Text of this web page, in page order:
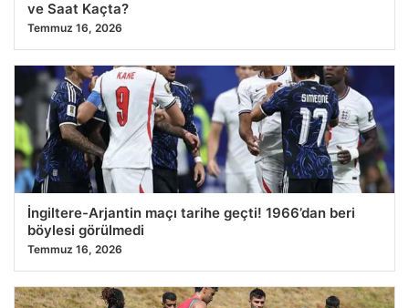
ve Saat Kaçta?
Temmuz 16, 2026
İngiltere-Arjantin maçı tarihe geçti! 1966’dan beri
böylesi görülmedi
Temmuz 16, 2026